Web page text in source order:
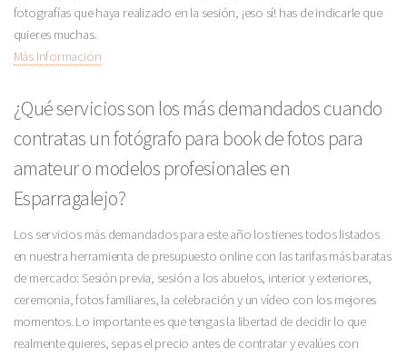
fotografías que haya realizado en la sesión, ¡eso sí! has de indicarle que
quieres muchas.
Más Información
¿Qué servicios son los más demandados cuando
contratas un fotógrafo para book de fotos para
amateur o modelos profesionales en
Esparragalejo?
Los servicios más demandados para este año los tienes todos listados
en nuestra herramienta de presupuesto online con las tarifas más baratas
de mercado: Sesión previa, sesión a los abuelos, interior y exteriores,
ceremonia, fotos familiares, la celebración y un vídeo con los mejores
momentos. Lo importante es que tengas la libertad de decidir lo que
realmente quieres, sepas el precio antes de contratar y evalúes con